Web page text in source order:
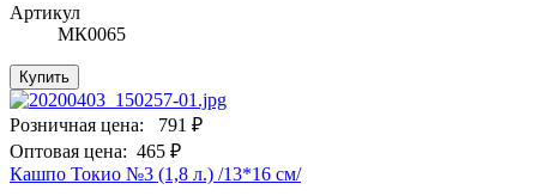
Артикул
МК0065
Купить
Розничная цена:
791 ₽
Оптовая цена: 465 ₽
Кашпо Токио №3 (1,8 л.) /13*16 см/